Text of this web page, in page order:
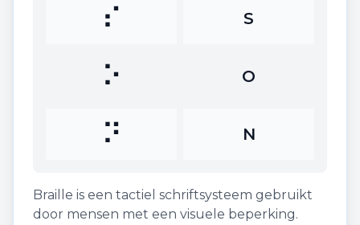
⠎ S
⠕ O
⠝ N
Braille is een tactiel schriftsysteem gebruikt
door mensen met een visuele beperking.